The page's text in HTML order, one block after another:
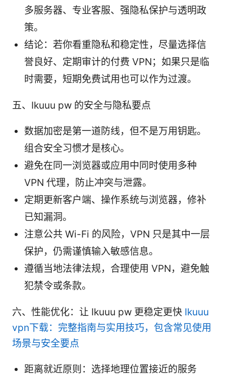
多服务器、专业客服、强隐私保护与透明政
策。
结论：若你看重隐私和稳定性，尽量选择信
誉良好、定期审计的付费 VPN；如果只是临
时需要，短期免费试用也可以作为过渡。
五、Ikuuu pw 的安全与隐私要点
数据加密是第一道防线，但不是万用钥匙。
组合安全习惯才是核心。
避免在同一浏览器或应用中同时使用多种
VPN 代理，防止冲突与泄露。
定期更新客户端、操作系统与浏览器，修补
已知漏洞。
注意公共 Wi-Fi 的风险，VPN 只是其中一层
保护，仍需谨慎输入敏感信息。
遵循当地法律法规，合理使用 VPN，避免触
犯禁令或条款。
六、性能优化：让 Ikuuu pw 更稳定更快 Ikuuu
vpn下载：完整指南与实用技巧，包含常见使用
场景与安全要点
距离就近原则：选择地理位置接近的服务